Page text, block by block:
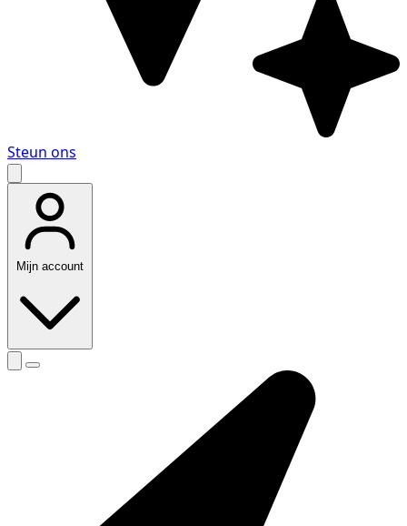
Steun ons
Mijn account